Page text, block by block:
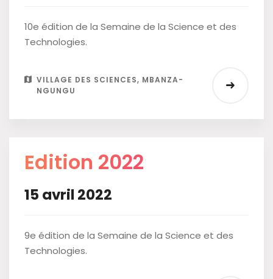
10e édition de la Semaine de la Science et des
Technologies.
VILLAGE DES SCIENCES, MBANZA-
NGUNGU
Edition 2022
15 avril 2022
9e édition de la Semaine de la Science et des
Technologies.